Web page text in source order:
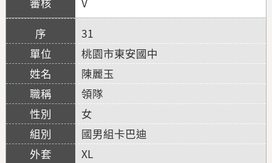
31
桃園市東安國中
陳麗玉
領隊
女
國男組卡巴迪
XL